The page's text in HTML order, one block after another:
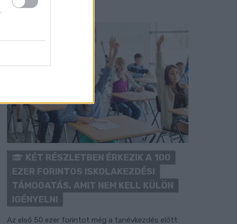
KÉT RÉSZLETBEN ÉRKEZIK A 100
EZER FORINTOS ISKOLAKEZDÉSI
TÁMOGATÁS, AMIT NEM KELL KÜLÖN
IGÉNYELNI
Az első 50 ezer forintot még a tanévkezdés előtt